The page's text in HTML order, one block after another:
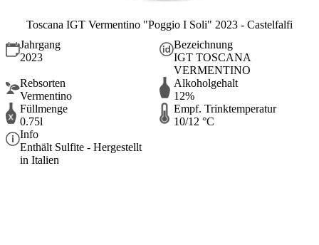
Toscana IGT Vermentino "Poggio I Soli" 2023 - Castelfalfi
Jahrgang
2023
Bezeichnung
IGT TOSCANA
VERMENTINO
Rebsorten
Vermentino
Alkoholgehalt
12%
Füllmenge
0.75l
Empf. Trinktemperatur
10/12 °C
Info
Enthält Sulfite - Hergestellt
in Italien